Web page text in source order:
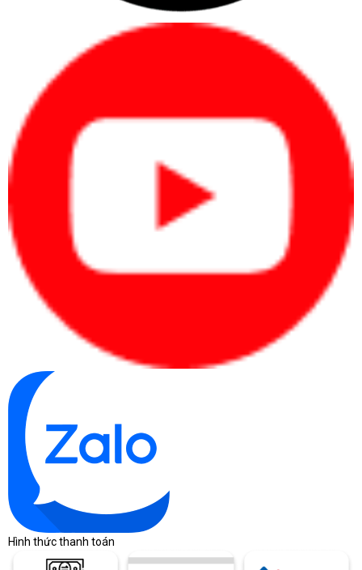
Thiết kế gaming tinh gọn, phong cách nhưng không phô
trương
Hình thức thanh toán